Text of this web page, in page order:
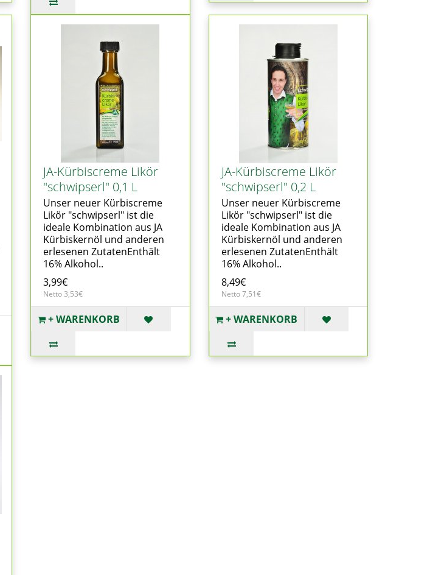
JA-Kürbiscreme Likör
"schwipserl" 0,1 L
Unser neuer Kürbiscreme
Likör "schwipserl" ist die
ideale Kombination aus JA
Kürbiskernöl und anderen
erlesenen ZutatenEnthält
16% Alkohol..
3,99€
Netto 3,53€
+ WARENKORB
JA-Kürbiscreme Likör
"schwipserl" 0,2 L
Unser neuer Kürbiscreme
Likör "schwipserl" ist die
ideale Kombination aus JA
Kürbiskernöl und anderen
erlesenen ZutatenEnthält
16% Alkohol..
8,49€
Netto 7,51€
+ WARENKORB